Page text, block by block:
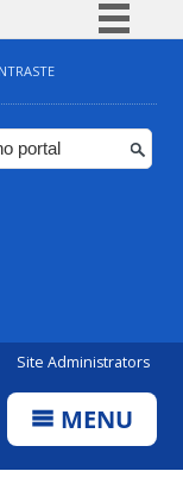
BR
Site Administrators
MENU